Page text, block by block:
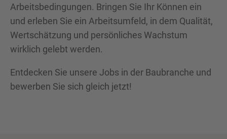
Arbeitsbedingungen. Bringen Sie Ihr Können ein
und erleben Sie ein Arbeitsumfeld, in dem Qualität,
Wertschätzung und persönliches Wachstum
wirklich gelebt werden.
Entdecken Sie unsere Jobs in der Baubranche und
bewerben Sie sich gleich jetzt!